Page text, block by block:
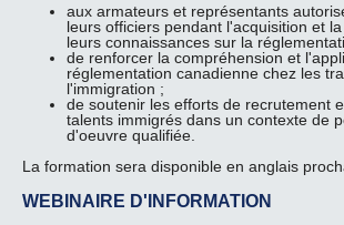
aux armateurs et représentants
leurs officiers pendant l'acquisition et
leurs connaissances sur la
de renforcer la compréhension et
réglementation canadienne chez les
l'immigration ;
de soutenir les efforts de recrutement
talents immigrés dans un contexte de
d'oeuvre qualifiée.
La formation sera disponible en anglais
WEBINAIRE D'INFORMATION